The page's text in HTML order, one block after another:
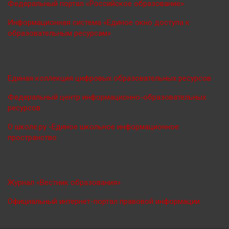
Федеральный портал «Российское образование»
Информационная система «Единое окно доступа к
образовательным ресурсам»
Единая коллекция цифровых образовательных ресурсов
Федеральный центр информационно-образовательных
ресурсов
О школе.ру -Единое школьное информационное
пространство
Журнал «Вестник образования»
Официальный интернет-портал правовой информации